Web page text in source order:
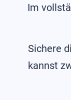
Im
Sichere
kannst